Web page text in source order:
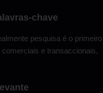
chave
pesquisa é o primeiro
e transaccionais,